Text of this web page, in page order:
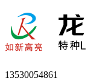
13530054861